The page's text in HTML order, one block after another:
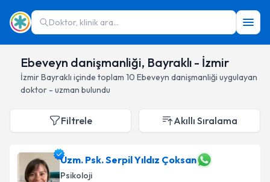
Doktor, klinik ara...
Ebeveyn danişmanliği, Bayraklı - İzmir
İzmirBayraklı içinde toplam 10 Ebeveyn danişmanliği uygulayan
doktor - uzman bulundu
Filtrele Akıllı Sıralama
Uzm. Psk. Serpil Yıldız Çoksan
Psikoloji